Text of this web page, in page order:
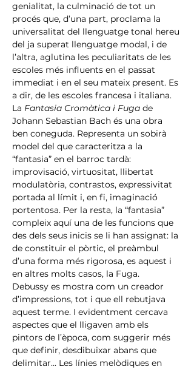
genialitat, la culminació de tot un
procés que, d’una part, proclama la
universalitat del llenguatge tonal hereu
del ja superat llenguatge modal, i de
l’altra, aglutina les peculiaritats de les
escoles més influents en el passat
immediat i en el seu mateix present. Es
a dir, de les escoles francesa i italiana.
La Fantasia Cromàtica i Fuga de
Johann Sebastian Bach és una obra
ben coneguda. Representa un sobirà
model del que caracteritza a la
“fantasia” en el barroc tardà:
improvisació, virtuositat, llibertat
modulatòria, contrastos, expressivitat
portada al límit i, en fi, imaginació
portentosa. Per la resta, la “fantasia”
compleix aquí una de les funcions que
des dels seus inicis se li han assignat: la
de constituir el pòrtic, el preàmbul
d’una forma més rigorosa, es aquest i
en altres molts casos, la Fuga.
Debussy es mostra com un creador
d’impressions, tot i que ell rebutjava
aquest terme. I evidentment cercava
aspectes que el lligaven amb els
pintors de l’època, com suggerir més
que definir, desdibuixar abans que
delimitar... Les línies melòdiques en